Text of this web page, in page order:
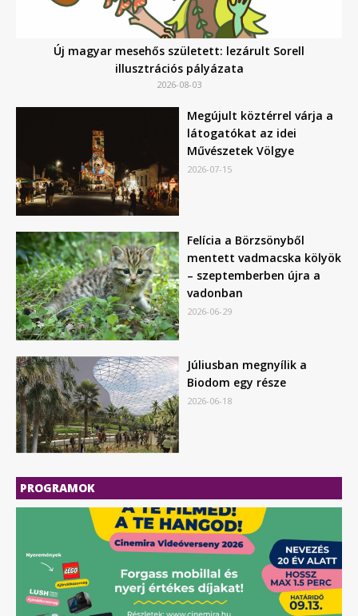
Új magyar mesehős született: lezárult Sorell
illusztrációs pályázata
2026-08-03
Megújult köztérrel várja a
látogatókat az idei
Művészetek Völgye
2026-07-15
Felícia a Börzsönyből
mentett vadmacska kölyök
– szeptemberben újra a
vadonban
2026-06-29
Júliusban megnyílik a
Biodom egy része
2026-06-18
PROGRAMOK